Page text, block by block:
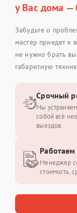
у Вас дома —
Забудьте о
мастер приедет к
не нужно брать
габаритную
Срочный
Мы
собой всё
выездов.
Менеджер
стоимость,